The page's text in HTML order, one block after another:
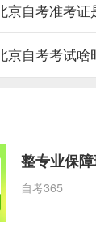
京自考准考
京自考考试
整专业保
自考365